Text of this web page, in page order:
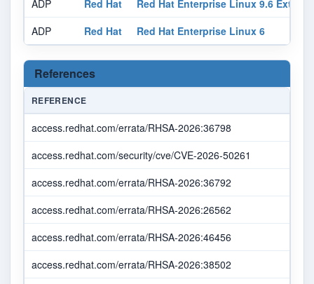
ADP
Red Hat
Red Hat Enterprise Linux 9.6
ADP
Red Hat Red Hat Enterprise Linux 6
References
REFERENCE
access.redhat.com/errata/RHSA-2026:36798
access.redhat.com/security/cve/CVE-2026-50261
access.redhat.com/errata/RHSA-2026:36792
access.redhat.com/errata/RHSA-2026:26562
access.redhat.com/errata/RHSA-2026:46456
access.redhat.com/errata/RHSA-2026:38502